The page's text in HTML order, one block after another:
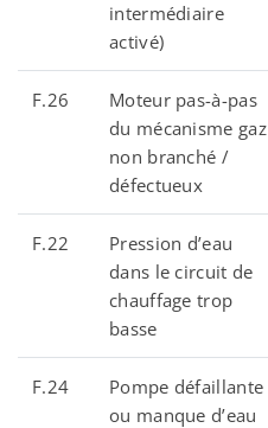
intermédiaire
activé)
F.26
Moteur pas-à-pas
du mécanisme gaz
non branché /
défectueux
F.22
Pression d’eau
dans le circuit de
chauffage trop
basse
F.24
Pompe défaillante
ou manque d’eau